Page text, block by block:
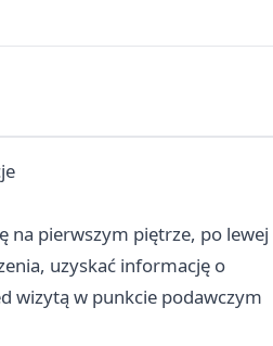
na pierwszym piętrze, po lewej
uzyskać informację o
wizytą w punkcie podawczym